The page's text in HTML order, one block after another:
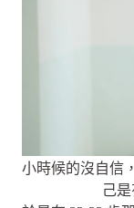
小時候的沒自信
己